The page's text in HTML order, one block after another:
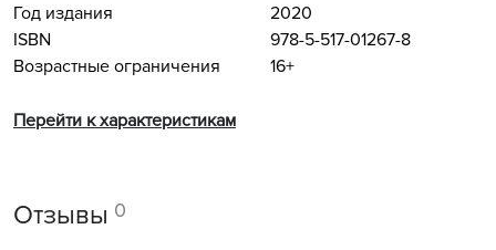
Год издания
2020
ISBN
978-5-517-01267-8
Возрастные ограничения
16+
Перейти к характеристикам
Отзывы 0